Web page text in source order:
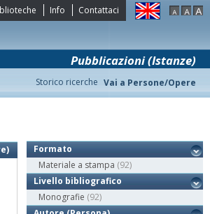
Info Contattaci
Storico ricerche
Pubblicazioni (Istanze)
Vai a Persone/Opere
Formato
Materiale a stampa (92)
Livello bibliografico
Monografie (92)